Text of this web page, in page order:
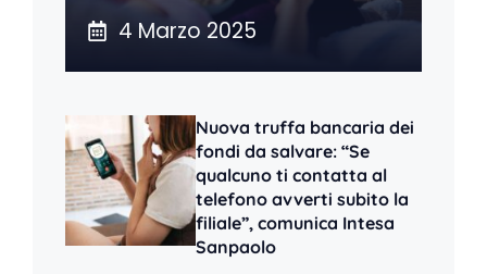
4 Marzo 2025
Nuova truffa bancaria dei
fondi da salvare: “Se
qualcuno ti contatta al
telefono avverti subito la
filiale”, comunica Intesa
Sanpaolo